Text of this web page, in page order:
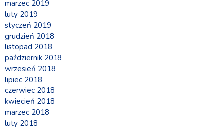
marzec 2019
luty 2019
styczeń 2019
grudzień 2018
listopad 2018
październik 2018
wrzesień 2018
lipiec 2018
czerwiec 2018
kwiecień 2018
marzec 2018
luty 2018